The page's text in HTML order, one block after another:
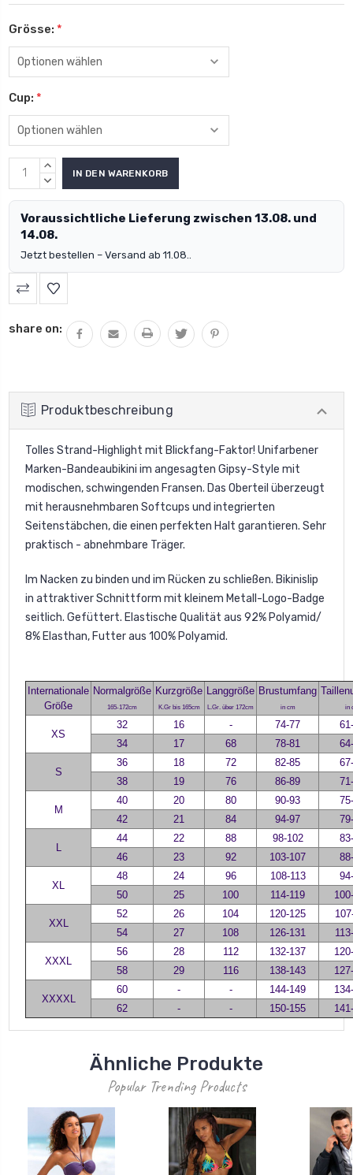
Grösse: *
Cup: *
MENGE
ERHÖHEN:
MENGE
Voraussichtliche Lieferung zwischen 13.08. und
14.08.
Jetzt bestellen – Versand ab 11.08..
share on:
Produktbeschreibung
Tolles Strand-Highlight mit Blickfang-Faktor! Unifarbener
Marken-Bandeaubikini im angesagten Gipsy-Style mit
modischen, schwingenden Fransen. Das Oberteil überzeugt
mit herausnehmbaren Softcups und integrierten
Seitenstäbchen, die einen perfekten Halt garantieren. Sehr
praktisch - abnehmbare Träger.
Im Nacken zu binden und im Rücken zu schließen. Bikinislip
in attraktiver Schnittform mit kleinem Metall-Logo-Badge
seitlich. Gefüttert. Elastische Qualität aus 92% Polyamid/
8% Elasthan, Futter aus 100% Polyamid.
Internationale
Größe
Normalgröße
165-172cm
Kurzgröße
K.Gr bis 165cm
Langgröße
L.Gr. über 172cm
Brustumfang
in cm in
XS
32 16 - 74-77
34
17 68 78-81
S
36 18 72 82-85
38
19 76 86-89
M
40 20 80 90-93
42
21 84 94-97
44 22 88 98-102
46
23 92 103-107
XL
48 24 96 108-113
50
25 100 114-119
XXL
52 26 104 120-125
54
27 108 126-131
XXXL
56 28 112 132-137
58
29 116 138-143
XXXXL
60 - - 144-149
62
- - 150-155
Ähnliche Produkte
Popular Trending Products